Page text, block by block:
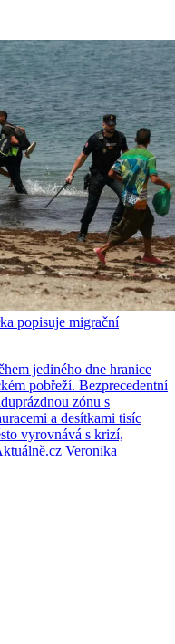
popisuje migrační
jediného dne hranice
pobřeží. Bezprecedentní
zónu s
a desítkami tisíc
vyrovnává s krizí,
Veronika